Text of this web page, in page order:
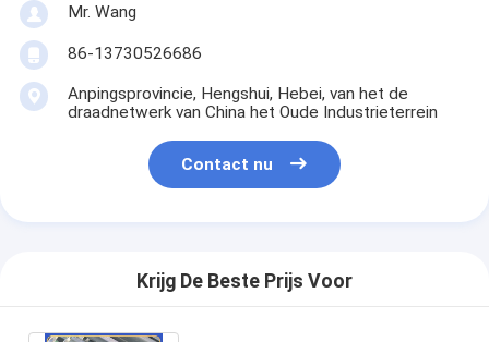
Mr. Wang
86-13730526686
Anpingsprovincie, Hengshui, Hebei, van het de
draadnetwerk van China het Oude Industrieterrein
Contact nu
Krijg De Beste Prijs Voor